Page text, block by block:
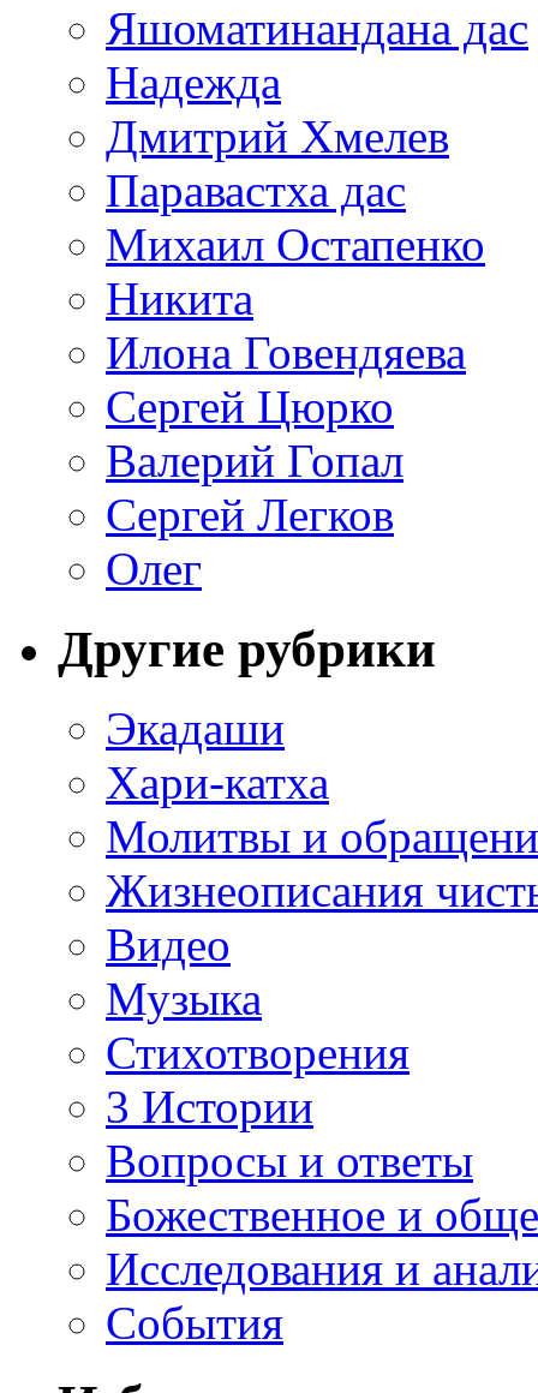
Яшоматинандана дас
Надежда
Дмитрий Хмелев
Паравастха дас
Михаил Остапенко
Никита
Илона Говендяева
Сергей Цюрко
Валерий Гопал
Сергей Легков
Олег
Другие рубрики
Экадаши
Хари-катха
Молитвы и
Жизнеописания
Видео
Музыка
Стихотворения
3 Истории
Вопросы и ответы
Божественное и
Исследования и
События